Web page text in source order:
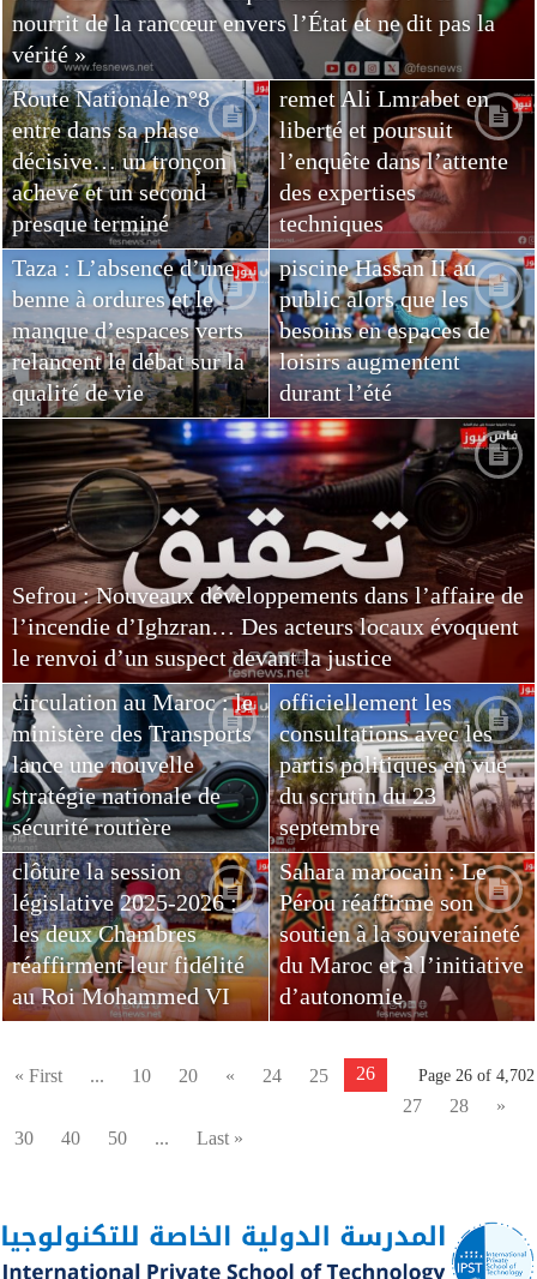
nourrit de la rancœur envers l’État et ne dit pas la
vérité »
Taounate : Le projet de
dédoublement de la
Route Nationale n°8
entre dans sa phase
décisive… un tronçon
achevé et un second
presque terminé
Casablanca : Le parquet
remet Ali Lmrabet en
liberté et poursuit
l’enquête dans l’attente
des expertises
techniques
Taza : L’absence d’une
benne à ordures et le
manque d’espaces verts
relancent le débat sur la
qualité de vie
Fès : Réouverture de la
piscine Hassan II au
public alors que les
besoins en espaces de
loisirs augmentent
durant l’été
Sefrou : Nouveaux développements dans l’affaire de
l’incendie d’Ighzran… Des acteurs locaux évoquent
le renvoi d’un suspect devant la justice
Les vélos électriques
changent les règles de la
circulation au Maroc : le
ministère des Transports
lance une nouvelle
stratégie nationale de
sécurité routière
Élections marocaines de
2026 : le ministère de
l’Intérieur lance
officiellement les
consultations avec les
partis politiques en vue
du scrutin du 23
septembre
Le Parlement marocain
clôture la session
législative 2025-2026 :
les deux Chambres
réaffirment leur fidélité
au Roi Mohammed VI
Sahara marocain : Le
Pérou réaffirme son
soutien à la souveraineté
du Maroc et à l’initiative
d’autonomie
Page 26 of 4,702
« First ... 10 20 « 24 25
26
27
28
»
30
40 50 ... Last »